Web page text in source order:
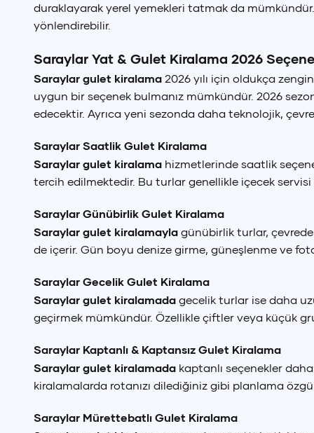
duraklayarak yerel yemekleri tatmak da
yönlendirebilir.
Saraylar Yat & Gulet Kiralama 2026
Saraylar gulet kiralama 2026 yılı için oldukça
uygun bir seçenek bulmanız mümkündür. 2026
edecektir. Ayrıca yeni sezonda daha teknolojik,
Saraylar Saatlik Gulet Kiralama
Saraylar gulet kiralama hizmetlerinde saatlik
tercih edilmektedir. Bu turlar genellikle içecek
Saraylar Günübirlik Gulet Kiralama
Saraylar gulet kiralamayla günübirlik turlar,
de içerir. Gün boyu denize girme, güneşlenme ve
Saraylar Gecelik Gulet Kiralama
Saraylar gulet kiralamada gecelik turlar ise daha
geçirmek mümkündür. Özellikle çiftler veya küçük
Saraylar Kaptanlı & Kaptansız Gulet Kiralama
Saraylar gulet kiralamada kaptanlı seçenekler
kiralamalarda rotanızı dilediğiniz gibi planlama
Saraylar Mürettebatlı Gulet Kiralama